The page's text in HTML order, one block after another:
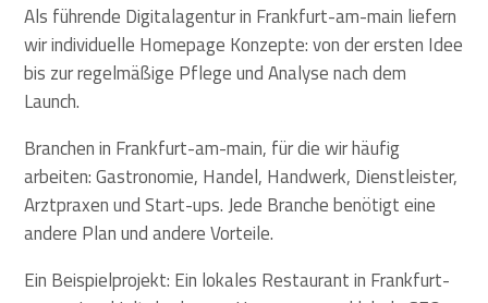
Als führende Digitalagentur in Frankfurt-am-main liefern
wir individuelle Homepage Konzepte: von der ersten Idee
bis zur regelmäßige Pflege und Analyse nach dem
Launch.
Branchen in Frankfurt-am-main, für die wir häufig
arbeiten: Gastronomie, Handel, Handwerk, Dienstleister,
Arztpraxen und Start-ups. Jede Branche benötigt eine
andere Plan und andere Vorteile.
Ein Beispielprojekt: Ein lokales Restaurant in Frankfurt-